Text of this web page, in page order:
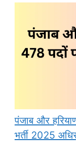
पंजाब और
भर्ती 2025